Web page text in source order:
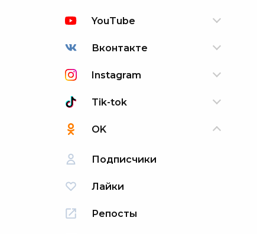
YouTube
Вконтакте
Instagram
Tik-tok
OK
Подписчики
Лайки
Репосты